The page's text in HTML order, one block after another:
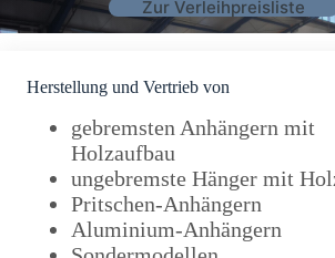
Zur Verleihpreisliste
Herstellung und Vertrieb von
gebremsten Anhängern mit
Holzaufbau
ungebremste Hänger mit
Pritschen-Anhängern
Aluminium-Anhängern